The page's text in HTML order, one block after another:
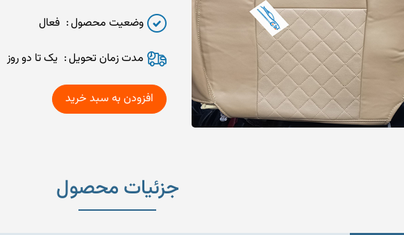
وضعیت محصول فعال
مدت زمان تحويل یک تا دو روز
جزئیات محصول